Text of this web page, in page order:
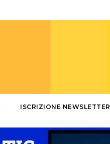
ISCRIZIONE NEWSLETTER